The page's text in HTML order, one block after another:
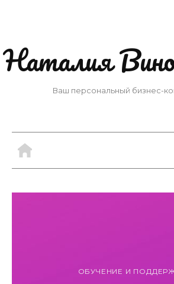
Наталия
Ваш персональный бизнес-
ОБУЧЕНИЕ И